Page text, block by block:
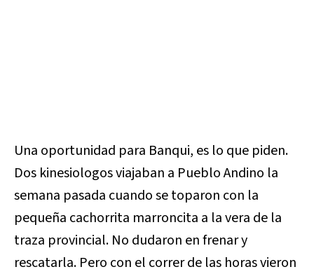
Una oportunidad para Banqui, es lo que piden.
Dos kinesiologos viajaban a Pueblo Andino la
semana pasada cuando se toparon con la
pequeña cachorrita marroncita a la vera de la
traza provincial. No dudaron en frenar y
rescatarla. Pero con el correr de las horas vieron